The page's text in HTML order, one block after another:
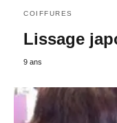
COIFFURES
Lissage
9 ans